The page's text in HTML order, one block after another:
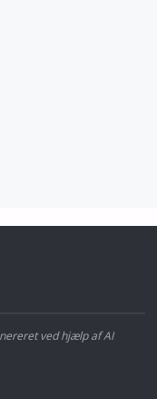
ved hjælp af AI